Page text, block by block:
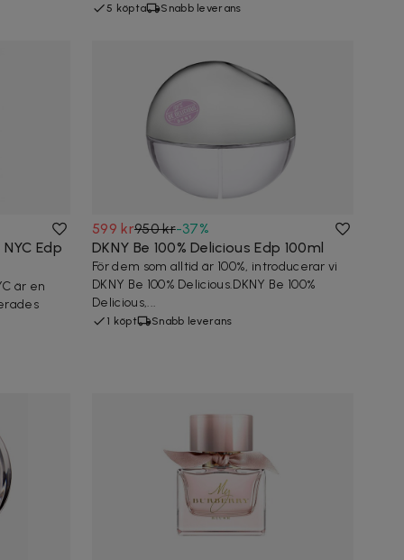
5 köpta Snabb leverans
Edp
är en
599 kr950 kr-37%
DKNY Be 100% Delicious Edp 100ml
För dem som alltid är 100%, introducerar vi
DKNY Be 100% Delicious.DKNY Be 100%
Delicious,...
1 köpt Snabb leverans